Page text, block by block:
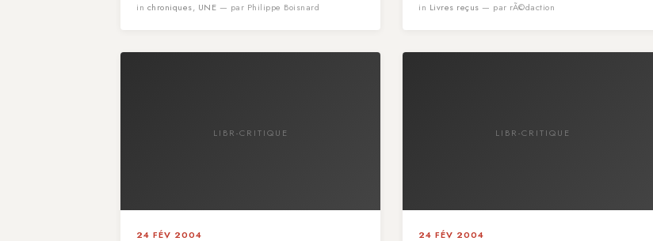
in chroniques, UNE — par Philippe Boisnard in Livres reçus — par rÃ©daction
LIBR-CRITIQUE
24 FÉV 2004
LIBR-CRITIQUE
24 FÉV 2004